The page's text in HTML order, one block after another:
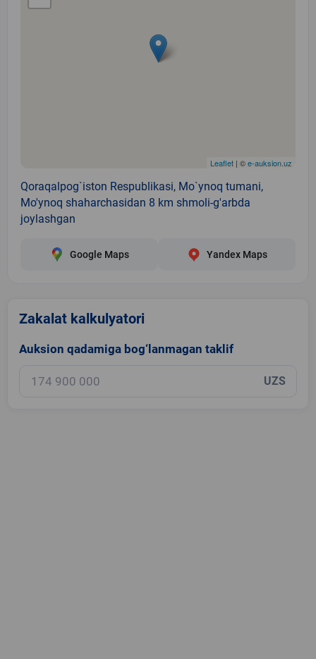
Leaflet | ©e-auksion.uz
Qoraqalpog`iston Respublikasi, Mo`ynoq tumani,
Mo'ynoq shaharchasidan 8 km shmoli-g'arbda
joylashgan
Google Maps Yandex Maps
Zakalat kalkulyatori
Auksion qadamiga bog‘lanmagan taklif
UZS